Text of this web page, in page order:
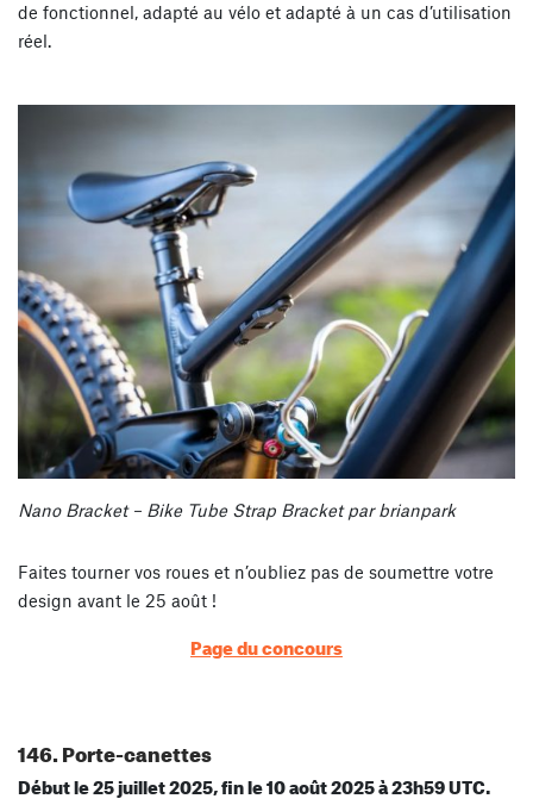
de fonctionnel, adapté au vélo et adapté à un cas d’utilisation
réel.
Nano Bracket – Bike Tube Strap Bracket par brianpark
Faites tourner vos roues et n’oubliez pas de soumettre votre
design avant le 25 août !
Page du concours
146. Porte-canettes
Début le 25 juillet 2025, fin le 10 août 2025 à 23h59 UTC.